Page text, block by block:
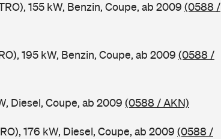
155 kW, Benzin, Coupe, ab 2009 (0588 /
195 kW, Benzin, Coupe, ab 2009 (0588 /
Diesel, Coupe, ab 2009 (0588 / AKN)
176 kW, Diesel, Coupe, ab 2009 (0588 /